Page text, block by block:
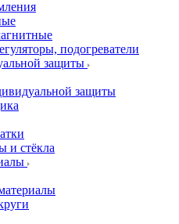
подогреватели
защиты
защиты
и стёкла